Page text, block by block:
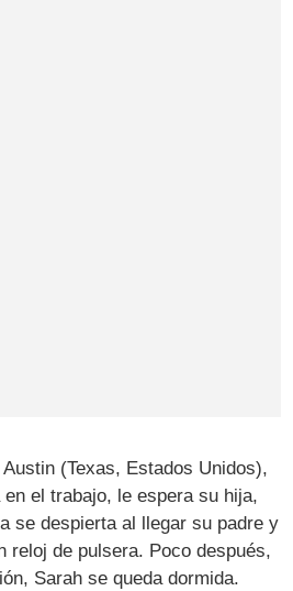
(Texas, Estados Unidos),
el trabajo, le espera su hija,
se despierta al llegar su padre y
reloj de pulsera. Poco después,
Sarah se queda dormida.